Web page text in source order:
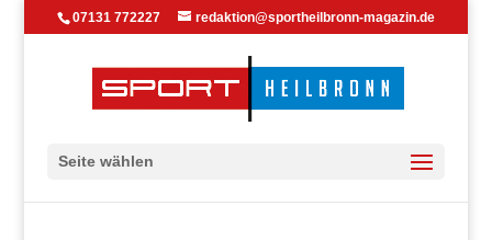
07131 772227 redaktion@sportheilbronn-magazin.de
Seite wählen